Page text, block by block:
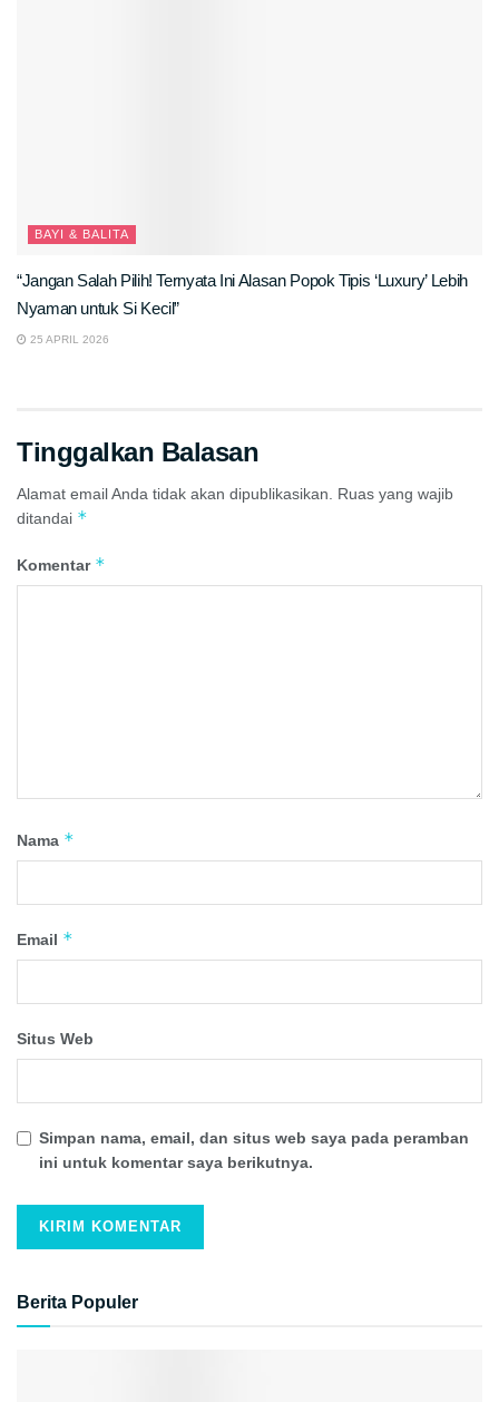
BAYI & BALITA
“Jangan Salah Pilih! Ternyata Ini Alasan Popok Tipis ‘Luxury’ Lebih
Nyaman untuk Si Kecil”
25 APRIL 2026
Tinggalkan Balasan
Alamat email Anda tidak akan dipublikasikan.
Ruas yang wajib
ditandai *
Komentar *
Nama *
Email *
Situs Web
Simpan nama, email, dan situs web saya pada peramban
ini untuk komentar saya berikutnya.
Berita Populer